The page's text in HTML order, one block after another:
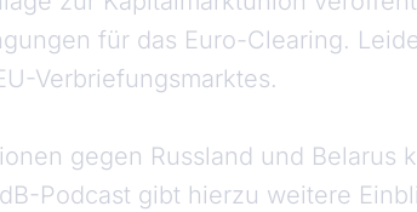
für das Euro-Clearing.
Verbriefungsmarktes.
gegen Russland und Belarus
Podcast gibt hierzu weitere